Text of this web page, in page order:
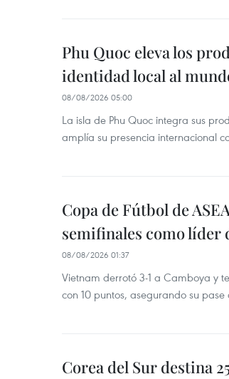
Phu Quoc eleva los
identidad local al
08/08/2026 05:00
La isla de Phu Quoc integra sus
amplía su presencia internacional
Copa de Fútbol de
semifinales como líder
08/08/2026 01:37
Vietnam derrotó 3-1 a Camboya y
con 10 puntos, asegurando su pase
Corea del Sur destina